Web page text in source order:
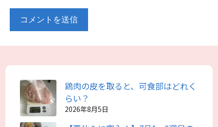
鶏肉の皮を取ると、可食部はどれく
らい？
2026年8月5日